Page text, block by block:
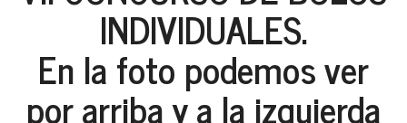
INDIVIDUALES.
En la foto podemos ver
por arriba y a la izquierda